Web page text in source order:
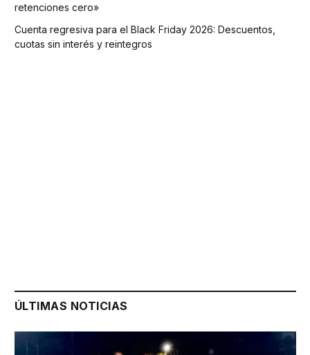
retenciones cero»
Cuenta regresiva para el Black Friday 2026: Descuentos,
cuotas sin interés y reintegros
ÚLTIMAS NOTICIAS